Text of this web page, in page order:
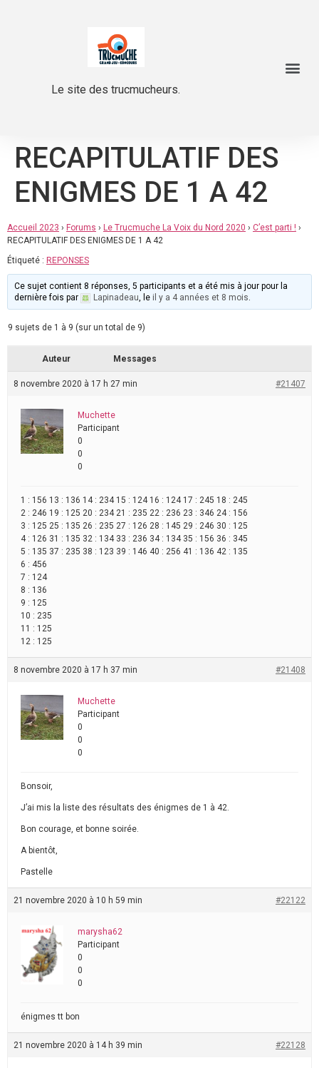
Le site des trucmucheurs.
RECAPITULATIF DES
ENIGMES DE 1 A 42
Accueil 2023 › Forums › Le Trucmuche La Voix du Nord 2020 › C’est parti ! ›
RECAPITULATIF DES ENIGMES DE 1 A 42
Étiqueté : REPONSES
Ce sujet contient 8 réponses, 5 participants et a été mis à jour pour la
dernière fois par
Lapinadeau, le il y a 4 années et 8 mois.
9 sujets de 1 à 9 (sur un total de 9)
Auteur Messages
8 novembre 2020 à 17 h 27 min #21407
Muchette
Participant
0
0
0
1 : 156 13 : 136 14 : 234 15 : 124 16 : 124 17 : 245 18 : 245
2 : 246 19 : 125 20 : 234 21 : 235 22 : 236 23 : 346 24 : 156
3 : 125 25 : 135 26 : 235 27 : 126 28 : 145 29 : 246 30 : 125
4 : 126 31 : 135 32 : 134 33 : 236 34 : 134 35 : 156 36 : 345
5 : 135 37 : 235 38 : 123 39 : 146 40 : 256 41 : 136 42 : 135
6 : 456
7 : 124
8 : 136
9 : 125
10 : 235
11 : 125
12 : 125
8 novembre 2020 à 17 h 37 min #21408
Muchette
Participant
0
0
0
Bonsoir,
J’ai mis la liste des résultats des énigmes de 1 à 42.
Bon courage, et bonne soirée.
A bientôt,
Pastelle
21 novembre 2020 à 10 h 59 min #22122
marysha62
Participant
0
0
0
énigmes tt bon
21 novembre 2020 à 14 h 39 min #22128